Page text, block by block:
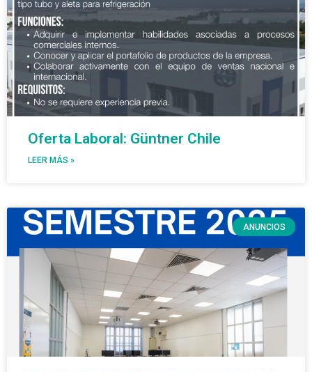
Oferta Laboral: Güntner Chile
LEER MÁS »
ANUNCIOS